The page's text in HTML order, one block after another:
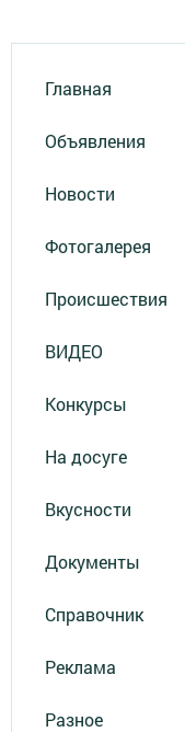
Главная
Объявления
Новости
Фотогалерея
Происшествия
ВИДЕО
Конкурсы
На досуге
Вкусности
Документы
Справочник
Реклама
Разное